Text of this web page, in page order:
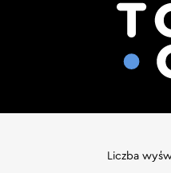
Liczba